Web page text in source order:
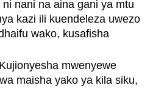
nani na aina gani ya mtu
kazi ili kuendeleza uwezo
wako, kusafisha
Kujionyesha mwenyewe
maisha yako ya kila siku,